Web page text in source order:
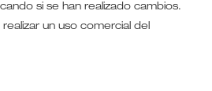
si se han realizado cambios.
un uso comercial del